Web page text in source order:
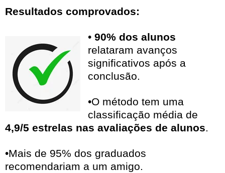
Resultados comprovados:
• 90% dos alunos
relataram avanços
significativos após a
conclusão.
•O método tem uma
classificação média de
4,9/5 estrelas nas avaliações de alunos.
•Mais de 95% dos graduados
recomendariam a um amigo.